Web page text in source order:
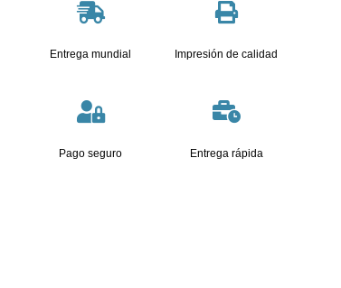
Entrega mundial Impresión de calidad
Pago seguro Entrega rápida